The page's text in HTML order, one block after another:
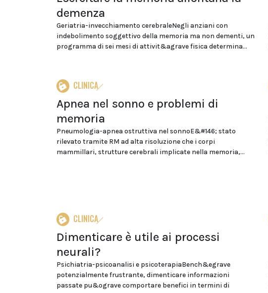
demenza
Geriatria-invecchiamento cerebraleNegli anziani con
indebolimento soggettivo della memoria ma non dementi, un
programma di sei mesi di attivit&agrave fisica determina...
CLINICA
Apnea nel sonno e problemi di
memoria
Pneumologia-apnea ostruttiva nel sonnoE&#146; stato
rilevato tramite RM ad alta risoluzione che i corpi
mammillari, strutture cerebrali implicate nella memoria,...
CLINICA
Dimenticare è utile ai processi
neurali?
Psichiatria-psicoanalisi e psicoterapiaBench&egrave
potenzialmente frustrante, dimenticare informazioni
passate pu&ograve comportare benefici in termini di